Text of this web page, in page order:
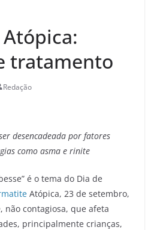
tratamento
Redação
desencadeada por fatores
como asma e rinite
é o tema do Dia de
Atópica, 23 de setembro,
não contagiosa, que afeta
principalmente crianças,